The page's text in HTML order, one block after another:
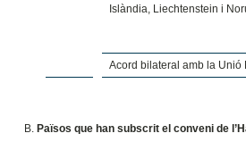
Islàndia, Liechtenstein i
Acord bilateral amb la Unió
Països que han subscrit el conveni de